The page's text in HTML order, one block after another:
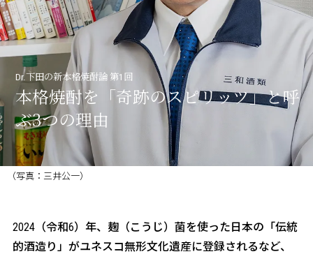
by SANWA SHURUI
三和酒類の酒造り
about CCRN
麹プロジェクト
Dr.下田の新本格焼酎論 第1回
本格焼酎を「奇跡のスピリッツ」と呼
ぶ3つの理由
（写真：三井公一）
2024（令和6）年、麹（こうじ）菌を使った日本の「伝統
的酒造り」がユネスコ無形文化遺産に登録されるなど、